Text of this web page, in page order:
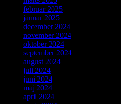
februar 2025
januar 2025
december 2024
november 2024
oktober 2024
september 2024
august 2024
juli 2024
juni 2024
maj 2024
april 2024